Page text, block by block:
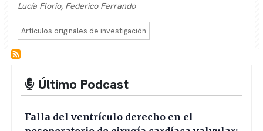
Lucía Florio, Federico Ferrando
Artículos originales de investigación
Último Podcast
Falla del ventrículo derecho en el